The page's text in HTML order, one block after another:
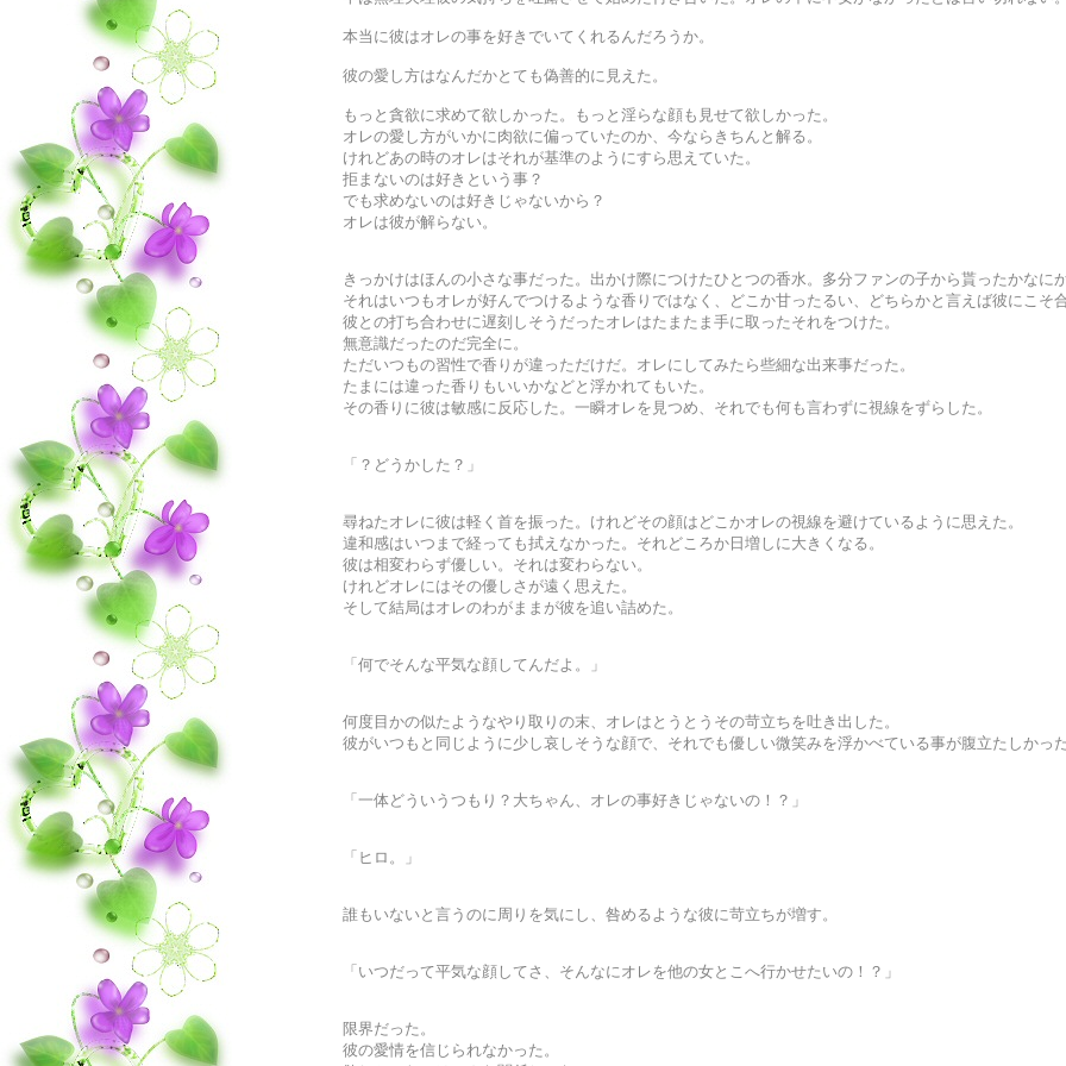
本当に彼はオレの事を好きでいてくれるんだろうか。
彼の愛し方はなんだかとても偽善的に見えた。
もっと貪欲に求めて欲しかった。もっと淫らな顔も見せて欲しかった。
オレの愛し方がいかに肉欲に偏っていたのか、今ならきちんと解る。
けれどあの時のオレはそれが基準のようにすら思えていた。
拒まないのは好きという事？
でも求めないのは好きじゃないから？
オレは彼が解らない。
きっかけはほんの小さな事だった。出かけ際につけたひとつの香水。 多分ファンの子から貰ったかなに
それはいつもオレが好んでつけるような香りではなく、どこか甘ったるい、どちらかと言えば彼にこそ
彼との打ち合わせに遅刻しそうだったオレはたまたま手に取ったそれをつけた。
無意識だったのだ完全に。
ただいつもの習性で香りが違っただけだ。オレにしてみたら些細な出来事だった。
たまには違った香りもいいかなどと浮かれてもいた。
その香りに彼は敏感に反応した。一瞬オレを見つめ、それでも何も言わずに視線をずらした。
「？どうかした？」
尋ねたオレに彼は軽く首を振った。けれどその顔はどこかオレの視線を避けているように思えた。
違和感はいつまで経っても拭えなかった。それどころか日増しに大きくなる。
彼は相変わらず優しい。それは変わらない。
けれどオレにはその優しさが遠く思えた。
そして結局はオレのわがままが彼を追い詰めた。
「何でそんな平気な顔してんだよ。」
何度目かの似たようなやり取りの末、オレはとうとうその苛立ちを吐き出した。
彼がいつもと同じように少し哀しそうな顔で、それでも優しい微笑みを浮かべている事が腹立たしかった
「一体どういうつもり？大ちゃん、オレの事好きじゃないの！？」
「ヒロ。」
誰もいないと言うのに周りを気にし、咎めるような彼に苛立ちが増す。
「いつだって平気な顔してさ、そんなにオレを他の女とこへ行かせたいの！？」
限界だった。
彼の愛情を信じられなかった。